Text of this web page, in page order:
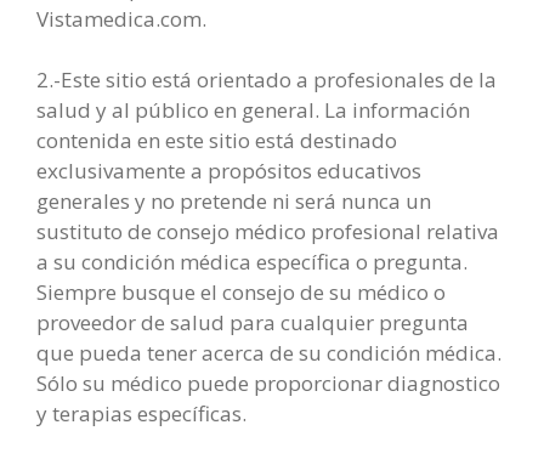
Vistamedica.com.
2.-Este sitio está orientado a profesionales de la
salud y al público en general. La información
contenida en este sitio está destinado
exclusivamente a propósitos educativos
generales y no pretende ni será nunca un
sustituto de consejo médico profesional relativa
a su condición médica específica o pregunta.
Siempre busque el consejo de su médico o
proveedor de salud para cualquier pregunta
que pueda tener acerca de su condición médica.
Sólo su médico puede proporcionar diagnostico
y terapias específicas.